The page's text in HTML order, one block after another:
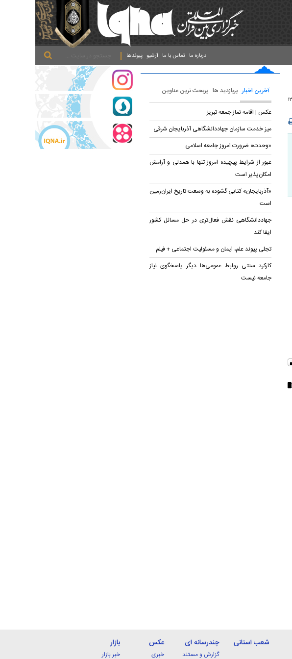
پیوندها آرشیو تماس با ما درباره ما
آخرین اخبار پربازدید ها پربحث ترین عناوین
عکس | اقامه نماز جمعه تبریز
میز خدمت سازمان جهاددانشگاهی آذربایجان شرقی
«وحدت» ضرورت امروز جامعه اسلامی
عبور از شرایط پیچیده امروز تنها با همدلی و آرامش
امکان‌پذیر است
«آذربایجان» کتابی گشوده به وسعت تاریخ ایران‌زمین
است
جهاددانشگاهی نقش فعال‌تری در حل مسائل کشور
ایفا کند
تجلی پیوند علم، ایمان و مسئولیت اجتماعی + فیلم
کارکرد سنتی روابط عمومی‌ها دیگر پاسخگوی نیاز
جامعه نیست
شعب استانی چندرسانه ای
گزارش و مستند
عکس
خبری
بازار
خبر بازار